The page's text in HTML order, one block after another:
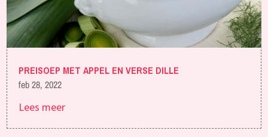
PREISOEP MET APPEL EN VERSE DILLE
feb 28, 2022
Lees meer